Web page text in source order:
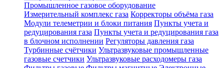
Промышленное газовое оборудование
Измерительный комплекс газа Корректоры объёма газа
Модули телеметрии и блоки питания Пункты учета и
редуцирования газа Пункты учета и редуцирования газа
в блочном исполнении Регуляторы давления газа
Турбинные счётчики Ультразвуковые промышленные
газовые счетчики Ультразвуковые расходомеры газа